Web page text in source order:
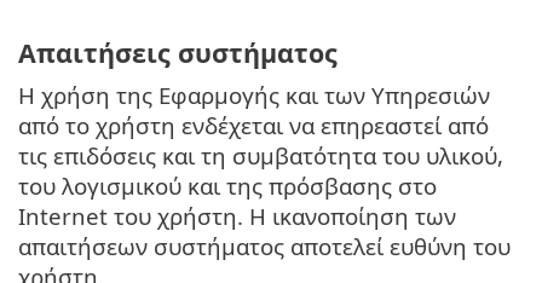
Απαιτήσεις συστήματος
Η χρήση της Εφαρμογής και των Υπηρεσιών
από το χρήστη ενδέχεται να επηρεαστεί από
τις επιδόσεις και τη συμβατότητα του υλικού,
του λογισμικού και της πρόσβασης στο
Internet του χρήστη. Η ικανοποίηση των
απαιτήσεων συστήματος αποτελεί ευθύνη του
χρήστη.